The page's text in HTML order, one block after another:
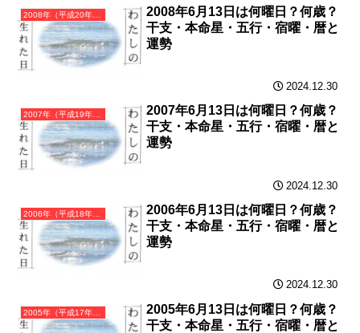
2008年（平成20年）戊子（つちのえね）・子年（ねずみ年）カレンダー（月曜はじまり）
2008年6月13日は何曜日？何歳？
干支・本命星・五行・宿曜・暦と
運勢
2024.12.30
2007年（平成19年）丁亥（ひのとい）・亥年（いのしし年）カレンダー（月曜はじまり）
2007年6月13日は何曜日？何歳？
干支・本命星・五行・宿曜・暦と
運勢
2024.12.30
2006年（平成18年）丙戌（ひのえいぬ）・戌年（いぬ年）カレンダー（月曜はじまり）
2006年6月13日は何曜日？何歳？
干支・本命星・五行・宿曜・暦と
運勢
2024.12.30
2005年（平成17年）乙酉（きのととり）・酉年（とり年）カレンダー（月曜はじまり）
2005年6月13日は何曜日？何歳？
干支・本命星・五行・宿曜・暦と